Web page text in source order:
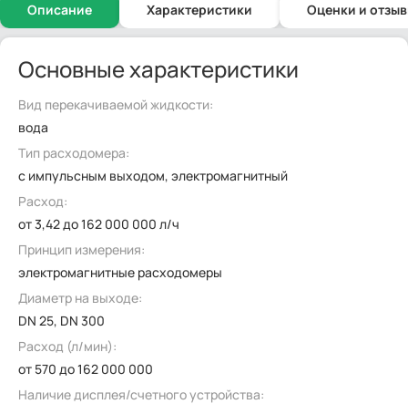
Описание Характеристики Оценки и
Основные характеристики
Вид перекачиваемой жидкости:
вода
Тип расходомера:
с импульсным выходом, электромагнитный
Расход:
от 3,42 до 162 000 000 л/ч
Принцип измерения:
электромагнитные расходомеры
Диаметр на выходе:
DN 25, DN 300
Расход (л/мин):
от 570 до 162 000 000
Наличие дисплея/счетного устройства: